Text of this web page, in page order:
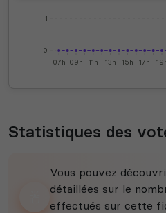
0
1
07h 09h 11h 13h 15h 17h
Statistiques des
Vous pouvez
détaillées sur le
effectués sur cette